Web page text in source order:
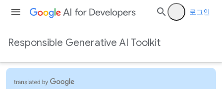
로그인
Responsible Generative AI Toolkit